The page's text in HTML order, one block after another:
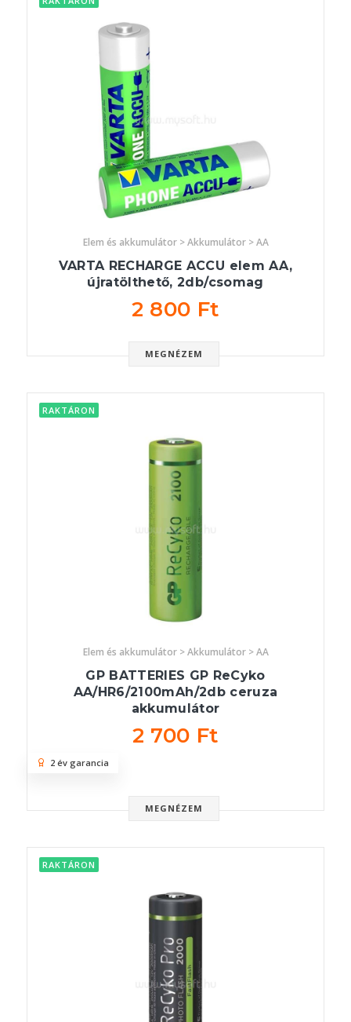
Elem és akkumulátor > Akkumulátor > AA
VARTA RECHARGE ACCU elem AA,
újratölthető, 2db/csomag
2 800 Ft
MEGNÉZEM
RAKTÁRON
Elem és akkumulátor > Akkumulátor > AA
GP BATTERIES GP ReCyko
AA/HR6/2100mAh/2db ceruza
akkumulátor
2 700 Ft
MEGNÉZEM
2 év garancia
RAKTÁRON